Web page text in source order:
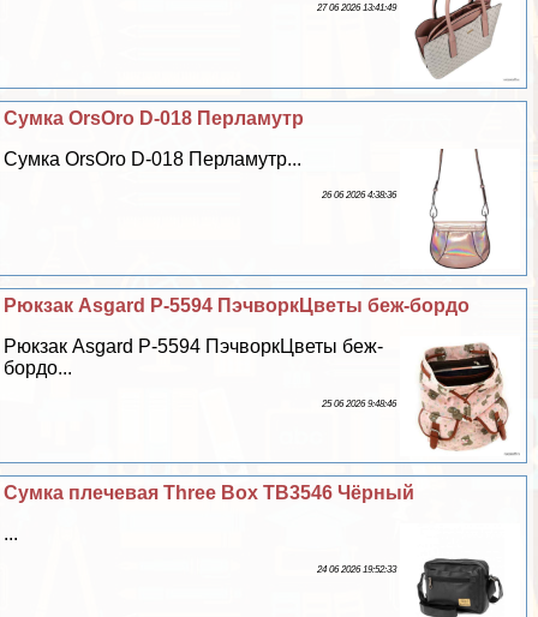
27 06 2026 13:41:49
Сумка OrsOro D-018 Перламутр
Сумка OrsOro D-018 Перламутр...
26 06 2026 4:38:36
Рюкзак Asgard Р-5594 ПэчворкЦветы беж-бордо
Рюкзак Asgard Р-5594 ПэчворкЦветы беж-
бордо...
25 06 2026 9:48:46
Сумка плечевая Three Box TB3546 Чёрный
...
24 06 2026 19:52:33